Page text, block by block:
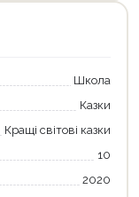
Школа
Казки
Кращі світові казки
10
2020